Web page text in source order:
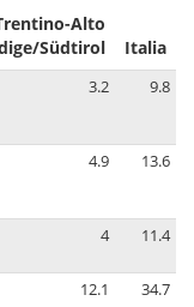
Alto
Südtirol
Italia
3.2 9.8
4.9 13.6
4 11.4
12.1 34.7